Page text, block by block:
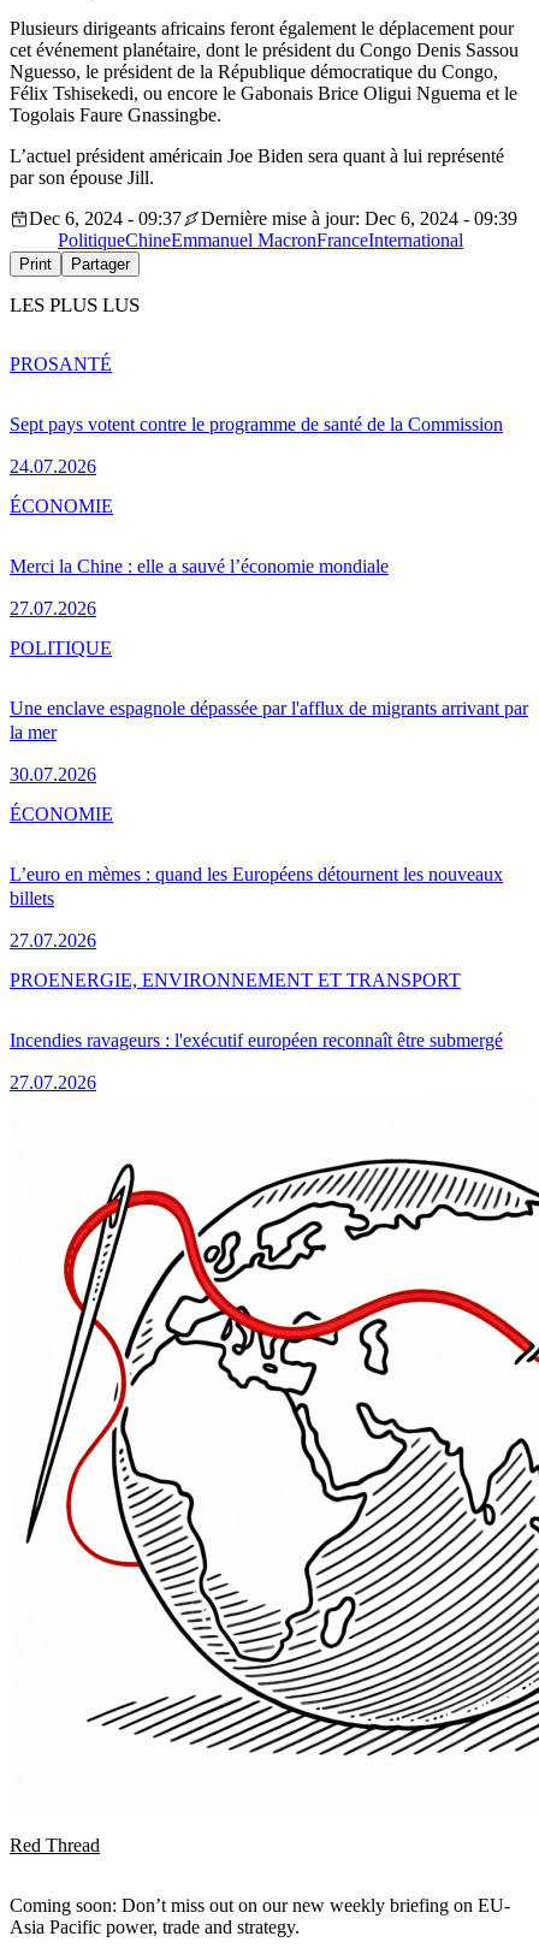
Plusieurs dirigeants africains feront également le déplacement pour
cet événement planétaire, dont le président du Congo Denis Sassou
Nguesso, le président de la République démocratique du Congo,
Félix Tshisekedi, ou encore le Gabonais Brice Oligui Nguema et le
Togolais Faure Gnassingbe.
L’actuel président américain Joe Biden sera quant à lui représenté
par son épouse Jill.
Dec 6, 2024 - 09:37
Dernière mise à jour: Dec 6, 2024 - 09:39
PolitiqueChineEmmanuel MacronFranceInternational
Print Partager
LES PLUS LUS
Sept pays votent contre le programme de santé de la Commission
24.07.2026
PROSANTÉ
Merci la Chine : elle a sauvé l’économie mondiale
27.07.2026
ÉCONOMIE
Une enclave espagnole dépassée par l'afflux de migrants arrivant par
la mer
30.07.2026
POLITIQUE
L’euro en mèmes : quand les Européens détournent les nouveaux
billets
27.07.2026
ÉCONOMIE
Incendies ravageurs : l'exécutif européen reconnaît être submergé
27.07.2026
PROENERGIE, ENVIRONNEMENT ET TRANSPORT
Red Thread
Coming soon: Don’t miss out on our new weekly briefing on EU-
Asia Pacific power, trade and strategy.